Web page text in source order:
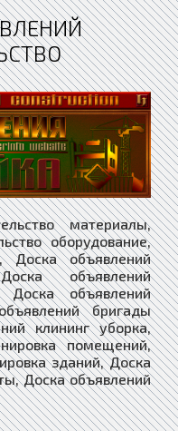
материалы,
оборудование,
Доска объявлений
объявлений
Доска объявлений
бригады
клининг уборка,
помещений,
зданий, Доска
Доска объявлений